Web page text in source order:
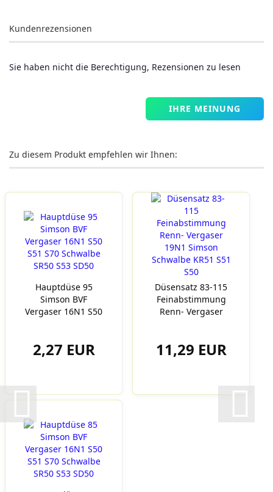
Kundenrezensionen
Sie haben nicht die Berechtigung, Rezensionen zu lesen
IHRE MEINUNG
Zu diesem Produkt empfehlen wir Ihnen:
Hauptdüse 95
Simson BVF
Vergaser 16N1 S50
2,27 EUR
Düsensatz 83-115
Feinabstimmung
Renn- Vergaser
11,29 EUR